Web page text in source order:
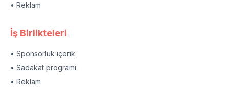
• Reklam
İş Birlikteleri
• Sponsorluk içerik
• Sadakat programı
• Reklam